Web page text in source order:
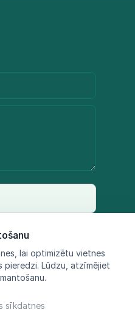
lai optimizētu vietnes
Lūdzu, atzīmējiet
sīkdatnes